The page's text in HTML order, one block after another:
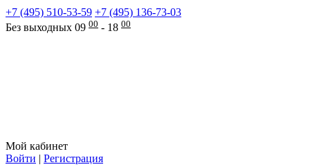
+7 (495) 510-53-59 +7 (495) 136-73-03
Без выходных 09 00 - 18 00
Мой кабинет
Войти | Регистрация